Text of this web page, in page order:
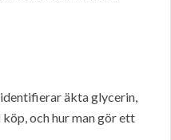
äkta glycerin,
och hur man gör ett